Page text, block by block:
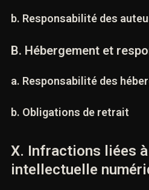
a. Contenus illicites en
b. Responsabilité des
B. Hébergement et
a. Responsabilité des
X. Infractions liées